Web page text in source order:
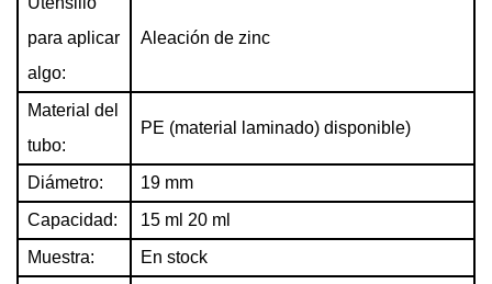
para aplicar
algo:
Aleación de zinc
Material del
tubo:
PE (material laminado) disponible)
Diámetro:
19 mm
Capacidad:
15 ml 20 ml
Muestra:
En stock